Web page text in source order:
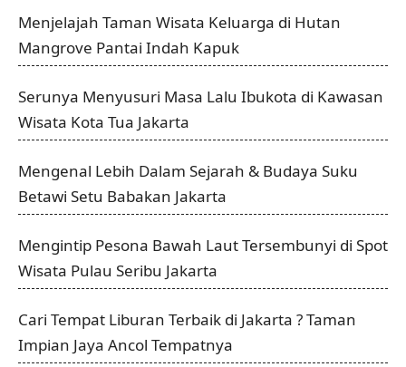
Menjelajah Taman Wisata Keluarga di Hutan
Mangrove Pantai Indah Kapuk
Serunya Menyusuri Masa Lalu Ibukota di Kawasan
Wisata Kota Tua Jakarta
Mengenal Lebih Dalam Sejarah & Budaya Suku
Betawi Setu Babakan Jakarta
Mengintip Pesona Bawah Laut Tersembunyi di Spot
Wisata Pulau Seribu Jakarta
Cari Tempat Liburan Terbaik di Jakarta ? Taman
Impian Jaya Ancol Tempatnya